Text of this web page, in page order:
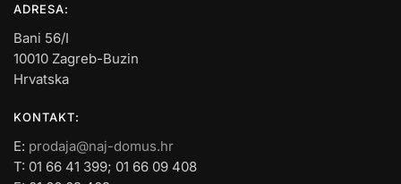
ADRESA:
Bani 56/I
10010 Zagreb-Buzin
Hrvatska
KONTAKT:
E: prodaja@naj-domus.hr
T: 01 66 41 399; 01 66 09 408